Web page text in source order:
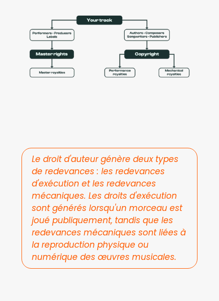
Le droit d'auteur génère deux types
de redevances : les redevances
d'exécution et les redevances
mécaniques. Les droits d'exécution
sont générés lorsqu'un morceau est
joué publiquement, tandis que les
redevances mécaniques sont liées à
la reproduction physique ou
numérique des œuvres musicales.